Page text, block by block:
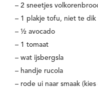
– 2 sneetjes
– 1 plakje tofu, niet te dik
– ½ avocado
– 1 tomaat
– wat ijsbergsla
– handje rucola
– rode ui naar smaak